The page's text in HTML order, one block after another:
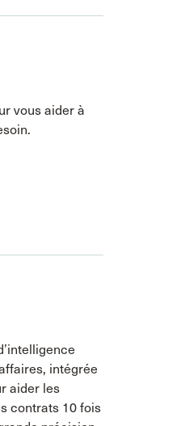
vous aider à
intégrée
aider les
contrats 10 fois